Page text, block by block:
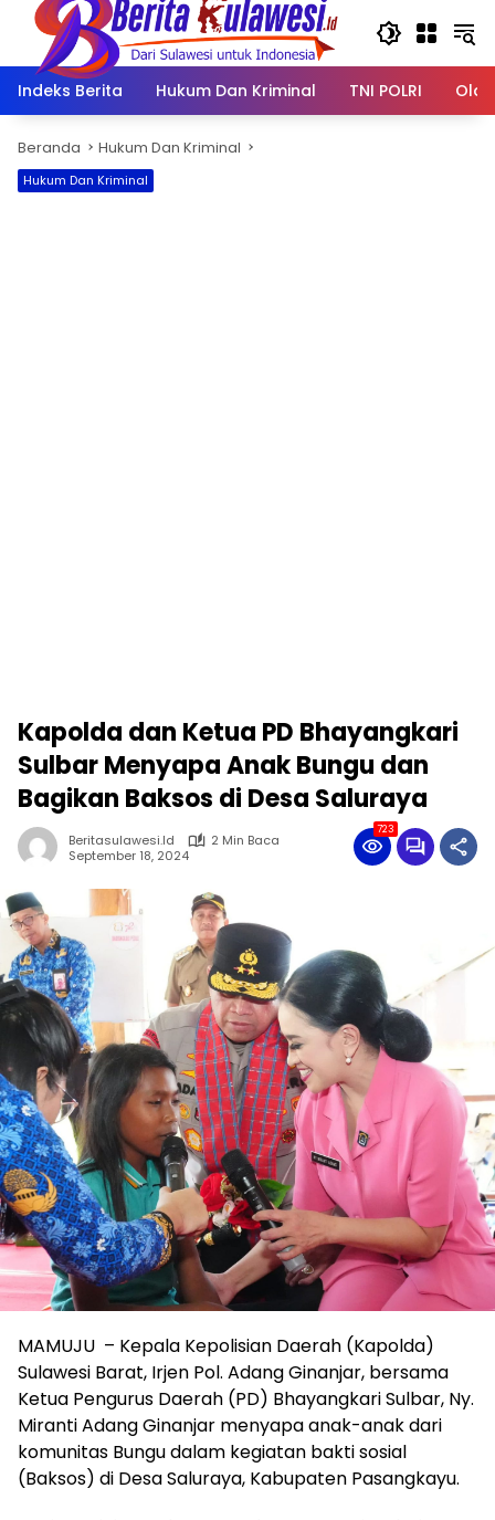
Langsung
konten
Indeks Berita
Hukum Dan Kriminal TNI POLRI
Beranda Hukum Dan Kriminal
Hukum Dan Kriminal
Kapolda dan Ketua PD Bhayangkari
Sulbar Menyapa Anak Bungu dan
Bagikan Baksos di Desa Saluraya
Beritasulawesi.id
2 Min Baca
September 18, 2024
723
MAMUJU – Kepala Kepolisian Daerah (Kapolda)
Sulawesi Barat, Irjen Pol. Adang Ginanjar, bersama
Ketua Pengurus Daerah (PD) Bhayangkari Sulbar, Ny.
Miranti Adang Ginanjar menyapa anak-anak dari
komunitas Bungu dalam kegiatan bakti sosial
(Baksos) di Desa Saluraya, Kabupaten Pasangkayu.